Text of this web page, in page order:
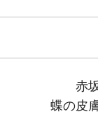
赤
蝶の皮